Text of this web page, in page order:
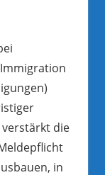
die
in